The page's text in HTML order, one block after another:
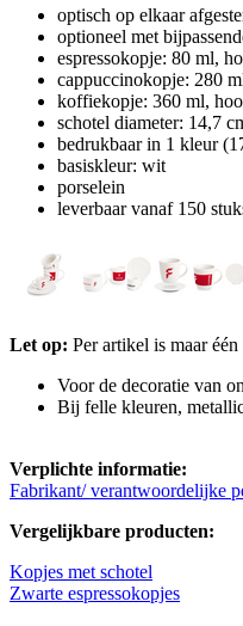
optisch op elkaar
optioneel met
espressokopje: 80 ml,
cappuccinokopje: 280
koffiekopje: 360 ml,
schotel diameter: 14,7
bedrukbaar in 1 kleur
basiskleur: wit
porselein
leverbaar vanaf 150
Let op: Per artikel is maar
Voor de decoratie van
Bij felle kleuren,
Verplichte informatie:
Fabrikant/ verantwoordelijke
Vergelijkbare producten:
Kopjes met schotel
Zwarte espressokopjes